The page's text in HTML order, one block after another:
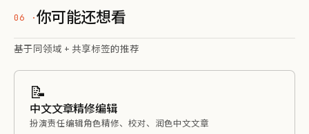
你可能还想看
基于同领域 + 共享标签的推荐
📝
中文文章精修编辑
扮演责任编辑角色精修、校对、润色中文文章